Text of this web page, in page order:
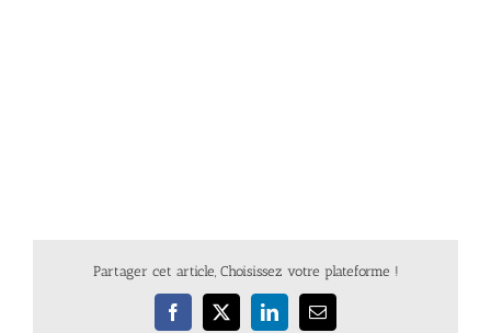
Partager cet article, Choisissez votre plateforme !
Facebook
X LinkedInEmail